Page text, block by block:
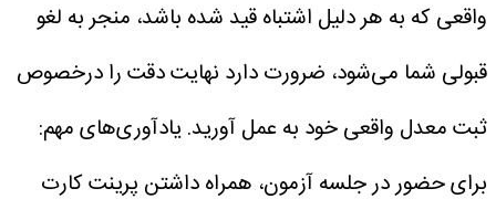
واقعی که به هر دلیل اشتباه قید شده باشد، منجر به لغو
قبولی شما می‌شود، ضرورت دارد نهایت دقت را درخصوص
ثبت معدل واقعی خود به عمل آورید.یادآوری‌های مهم:
برای حضور در جلسه آزمون، همراه داشتن پرینت کارت